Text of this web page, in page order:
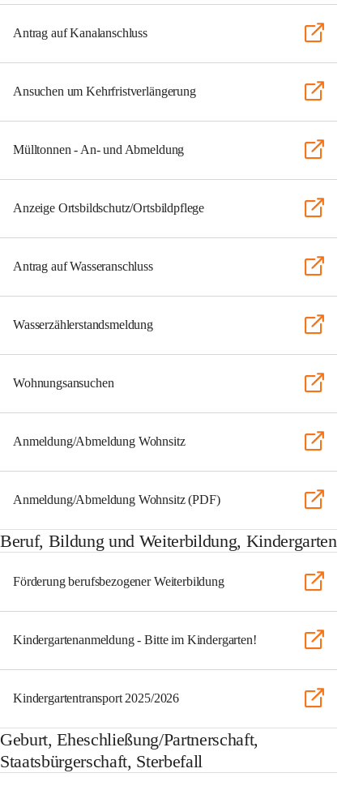
Antrag auf Kanalanschluss
Ansuchen um Kehrfristverlängerung
Mülltonnen - An- und Abmeldung
Anzeige Ortsbildschutz/Ortsbildpflege
Antrag auf Wasseranschluss
Wasserzählerstandsmeldung
Wohnungsansuchen
Anmeldung/Abmeldung Wohnsitz
Anmeldung/Abmeldung Wohnsitz (PDF)
Beruf, Bildung und Weiterbildung, Kindergarten
Förderung berufsbezogener Weiterbildung
Kindergartenanmeldung - Bitte im Kindergarten!
Kindergartentransport 2025/2026
Geburt, Eheschließung/Partnerschaft,
Staatsbürgerschaft, Sterbefall